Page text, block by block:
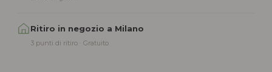
Ritiro in negozio a Milano
3 punti di ritiro · Gratuito